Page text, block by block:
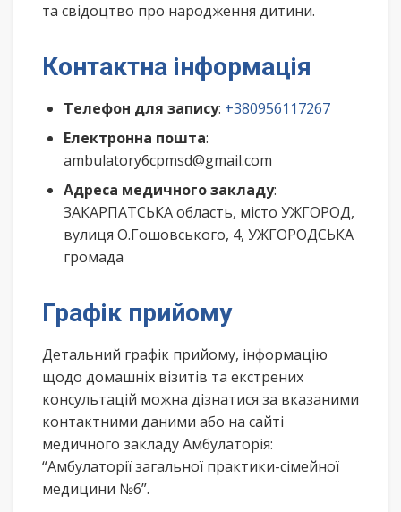
та свідоцтво про народження дитини.
Контактна інформація
Телефон для запису: +380956117267
Електронна пошта:
ambulatory6cpmsd@gmail.com
Адреса медичного закладу:
ЗАКАРПАТСЬКА область, місто УЖГОРОД,
вулиця О.Гошовського, 4, УЖГОРОДСЬКА
громада
Графік прийому
Детальний графік прийому, інформацію
щодо домашніх візитів та екстрених
консультацій можна дізнатися за вказаними
контактними даними або на сайті
медичного закладу Амбулаторія:
“Амбулаторії загальної практики-сімейної
медицини №6”.